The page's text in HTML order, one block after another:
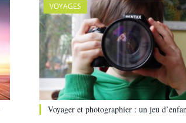
VOYAGES
Voyager et photographier : un jeu